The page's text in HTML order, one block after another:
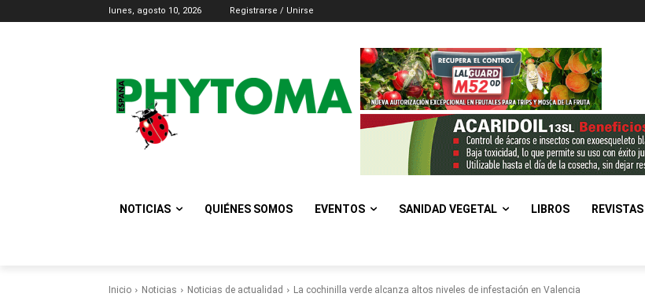
lunes, agosto 10, 2026 Registrarse / Unirse
NOTICIAS QUIÉNES SOMOS EVENTOS SANIDAD VEGETAL LIBROS REVISTAS
Inicio Noticias Noticias de actualidad La cochinilla verde alcanza altos niveles de infestación en Valencia